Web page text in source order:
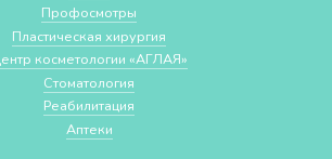
Профосмотры
Пластическая хирургия
косметологии «АГЛАЯ»
Стоматология
Реабилитация
Аптеки